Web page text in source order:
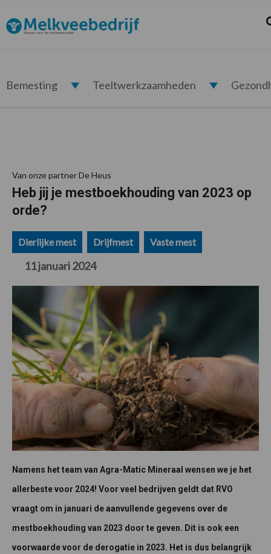
de
hoofdnavigatie
de
hoofd
de
eerste
de
voettekst
Melkveebedrijf.nl
Bemesting Teeltwerkzaamheden
Van onze partner De Heus
Heb jij je mestboekhouding van 2023 op
orde?
Dierlijke mest Drijfmest Vaste mest
11 januari 2024
Namens het team van Agra-Matic Mineraal wensen we je het
allerbeste voor 2024! Voor veel bedrijven geldt dat RVO
vraagt om in januari de aanvullende gegevens over de
mestboekhouding van 2023 door te geven. Dit is ook een
voorwaarde voor de derogatie in 2023. Het is dus belangrijk